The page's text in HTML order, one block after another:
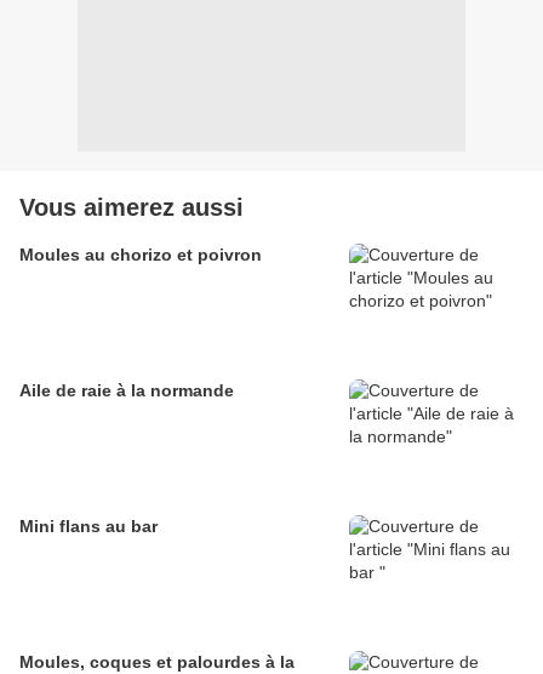
Vous aimerez aussi
Moules au chorizo et poivron
Aile de raie à la normande
Mini flans au bar
Moules, coques et palourdes à la